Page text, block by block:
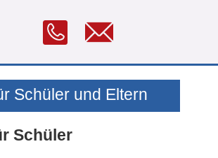
Schüler und Eltern
Schüler